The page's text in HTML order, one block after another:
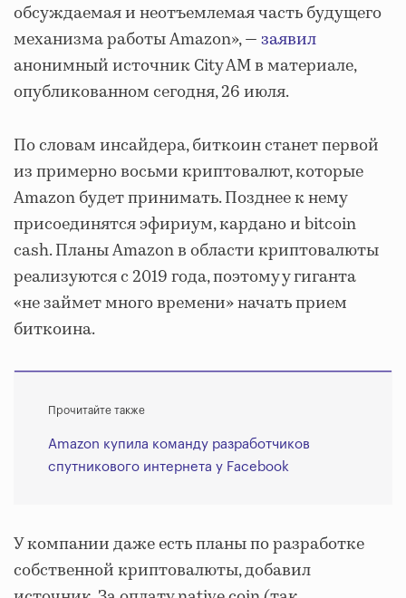
обсуждаемая и неотъемлемая часть будущего
механизма работы Amazon», —заявил
анонимный источник City AM в материале,
опубликованном сегодня, 26 июля.
По словам инсайдера, биткоин станет первой
из примерно восьми криптовалют, которые
Amazon будет принимать. Позднее к нему
присоединятся эфириум, кардано и bitcoin
cash. Планы Amazon в области криптовалюты
реализуются с 2019 года, поэтому у гиганта
«не займет много времени» начать прием
биткоина.
Прочитайте также
Amazon купила команду разработчиков
спутникового интернета у Facebook
У компании даже есть планы по разработке
собственной криптовалюты, добавил